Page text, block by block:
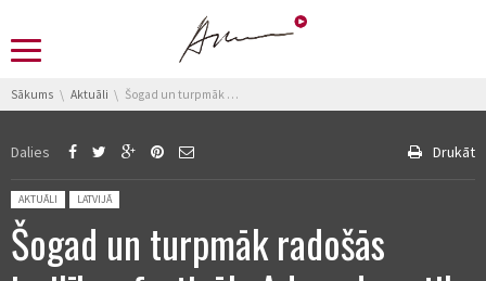
You are here:
Sākums Aktuāli Šogad un turpmāk radošās izcilības festivāls Adwards notiks augustā
Dalies Drukāt
Posted in:
AKTUĀLI LATVIJĀ
Šogad un turpmāk radošās